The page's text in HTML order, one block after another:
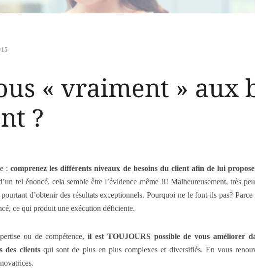
« vraiment » aux
?
:comprenez les différents niveaux de besoins du client afin de lui
tel énoncé, cela semble être l’évidence même !!! Malheureusement, très
d’obtenir des résultats exceptionnels. Pourquoi ne le font-ils pas? Parce
ce qui produit une exécution déficiente.
ou de compétence,il est TOUJOURS possible de vous améliorer
des clientsqui sont de plus en plus complexes et diversifiés. En vous